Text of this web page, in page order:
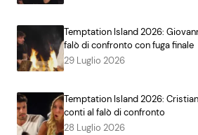
Temptation Island 2026:
falò di confronto con fuga finale
29 Luglio 2026
Temptation Island 2026:
conti al falò di confronto
28 Luglio 2026